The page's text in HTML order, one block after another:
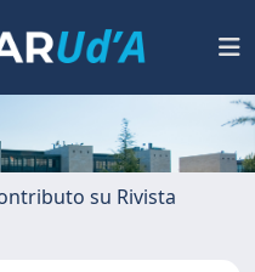
su Rivista